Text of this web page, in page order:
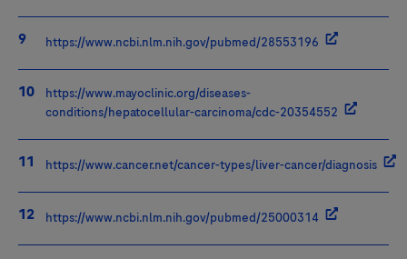
https://www.ncbi.nlm.nih.gov/pubmed/28553196
https://www.mayoclinic.org/diseases-
conditions/hepatocellular-carcinoma/cdc-20354552
https://www.cancer.net/cancer-types/liver-cancer/diagnosis
https://www.ncbi.nlm.nih.gov/pubmed/25000314